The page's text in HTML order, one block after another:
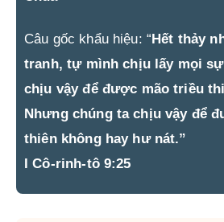
Câu gốc khẩu hiệu: “Hết thảy
tranh, tự mình chịu lấy mọi
chịu vậy để được mão triều
Nhưng chúng ta chịu vậy để
thiên không hay hư nát.”
I Cô-rinh-tô 9:25